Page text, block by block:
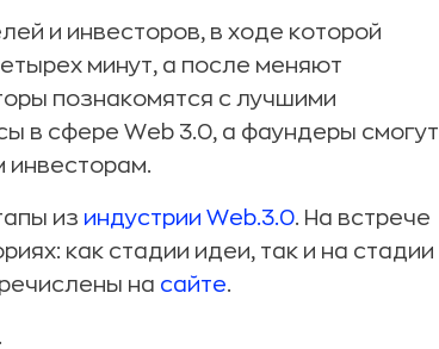
и инвесторов, в ходе которой
минут, а после меняют
познакомятся с лучшими
в сфере Web 3.0, а фаундеры смогут
инвесторам.
из индустрии Web.3.0. На встрече
как стадии идеи, так и на стадии
на сайте.